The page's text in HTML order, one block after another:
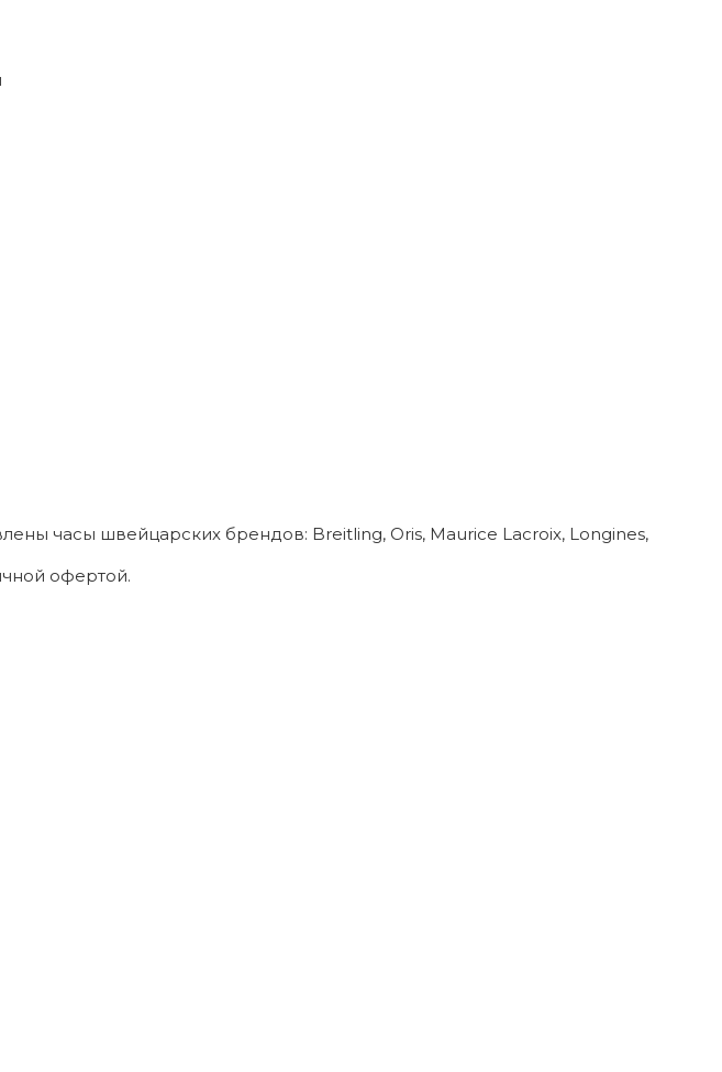
часы швейцарских брендов: Breitling, Oris, Maurice Lacroix, Longines,
офертой.